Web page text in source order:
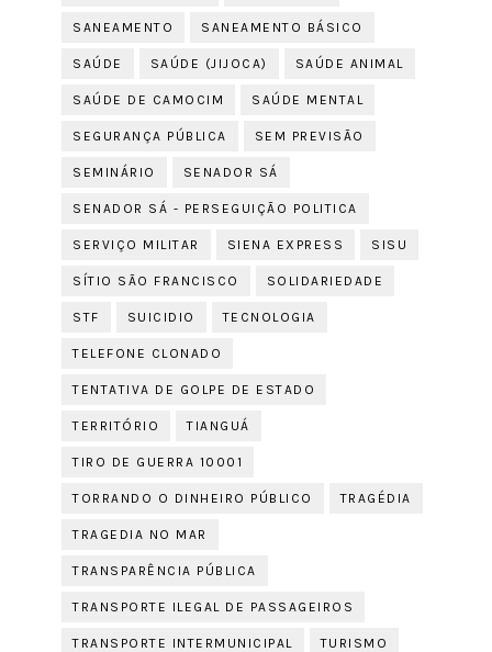
SANEAMENTO SANEAMENTO BÁSICO
SAÚDE SAÚDE (JIJOCA) SAÚDE ANIMAL
SAÚDE DE CAMOCIM SAÚDE MENTAL
SEGURANÇA PÚBLICA SEM PREVISÃO
SEMINÁRIO SENADOR SÁ
SENADOR SÁ - PERSEGUIÇÃO POLITICA
SERVIÇO MILITAR SIENA EXPRESS SISU
SÍTIO SÃO FRANCISCO SOLIDARIEDADE
STF SUICIDIO TECNOLOGIA
TELEFONE CLONADO
TENTATIVA DE GOLPE DE ESTADO
TERRITÓRIO TIANGUÁ
TIRO DE GUERRA 10001
TORRANDO O DINHEIRO PÚBLICO TRAGÉDIA
TRAGEDIA NO MAR
TRANSPARÊNCIA PÚBLICA
TRANSPORTE ILEGAL DE PASSAGEIROS
TRANSPORTE INTERMUNICIPAL TURISMO